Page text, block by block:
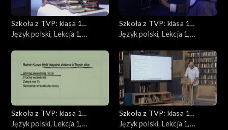
Język angielski
Matematyka
Język polski
Szkoła z TVP: klasa 1
ponadpodstawowa
Język polski, Lekcja 1,
Szkoła z TVP: klasa 1
ponadpodstawowa
Język polski, Lekcja 1,
Szkoła z TVP: klasa 1
ponadpodstawowa
Język polski, Lekcja 1,
Szkoła z TVP: klasa 1
ponadpodstawowa
Język polski, Lekcja 1,